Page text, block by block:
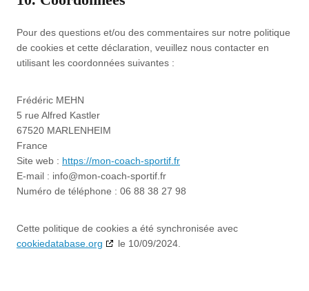
Pour des questions et/ou des commentaires sur notre politique
de cookies et cette déclaration, veuillez nous contacter en
utilisant les coordonnées suivantes :
Frédéric MEHN
5 rue Alfred Kastler
67520 MARLENHEIM
France
Site web : https://mon-coach-sportif.fr
E-mail : info@mon-coach-sportif.fr
Numéro de téléphone : 06 88 38 27 98
Cette politique de cookies a été synchronisée avec
cookiedatabase.org
le 10/09/2024.